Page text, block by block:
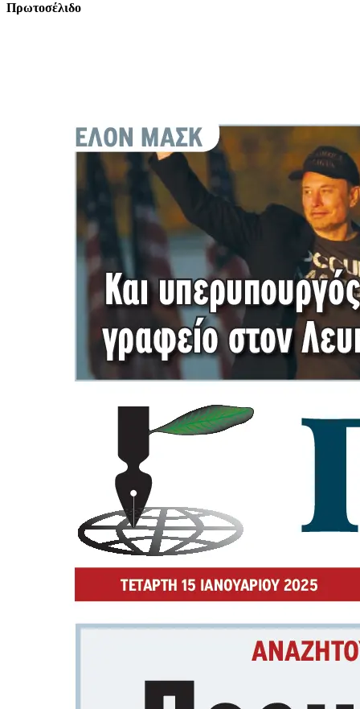
Πρωτοσέλιδο